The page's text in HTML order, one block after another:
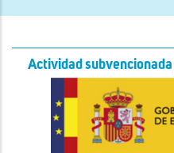
Actividad